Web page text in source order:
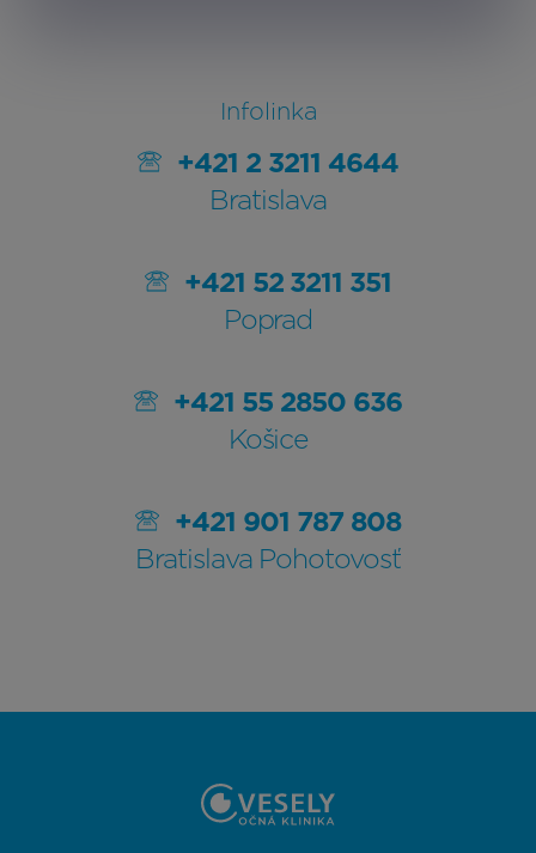
Infolinka
+421 2 3211 4644
Bratislava
+421 52 3211 351
Poprad
+421 55 2850 636
Košice
+421 901 787 808
Bratislava Pohotovosť